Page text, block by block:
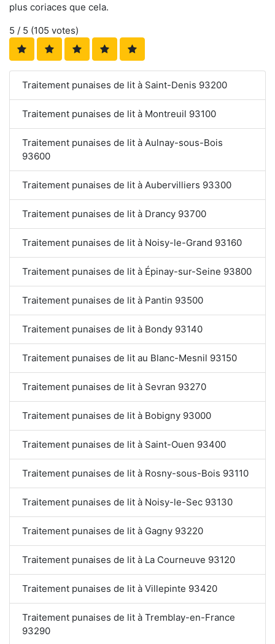
plus coriaces que cela.
5 / 5 (105 votes)
Traitement punaises de lit à Saint-Denis 93200
Traitement punaises de lit à Montreuil 93100
Traitement punaises de lit à Aulnay-sous-Bois
93600
Traitement punaises de lit à Aubervilliers 93300
Traitement punaises de lit à Drancy 93700
Traitement punaises de lit à Noisy-le-Grand 93160
Traitement punaises de lit à Épinay-sur-Seine 93800
Traitement punaises de lit à Pantin 93500
Traitement punaises de lit à Bondy 93140
Traitement punaises de lit au Blanc-Mesnil 93150
Traitement punaises de lit à Sevran 93270
Traitement punaises de lit à Bobigny 93000
Traitement punaises de lit à Saint-Ouen 93400
Traitement punaises de lit à Rosny-sous-Bois 93110
Traitement punaises de lit à Noisy-le-Sec 93130
Traitement punaises de lit à Gagny 93220
Traitement punaises de lit à La Courneuve 93120
Traitement punaises de lit à Villepinte 93420
Traitement punaises de lit à Tremblay-en-France
93290